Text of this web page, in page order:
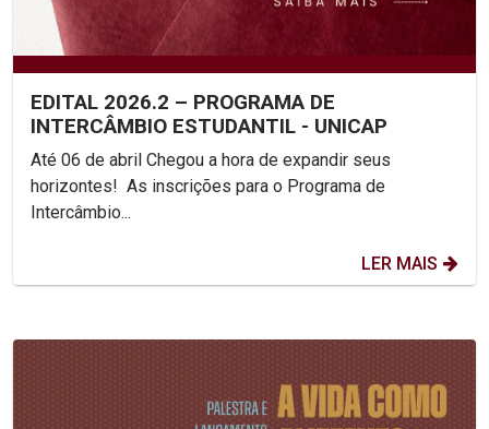
EDITAL 2026.2 – PROGRAMA DE
INTERCÂMBIO ESTUDANTIL - UNICAP
Até 06 de abril Chegou a hora de expandir seus
horizontes! As inscrições para o Programa de
Intercâmbio...
LER MAIS